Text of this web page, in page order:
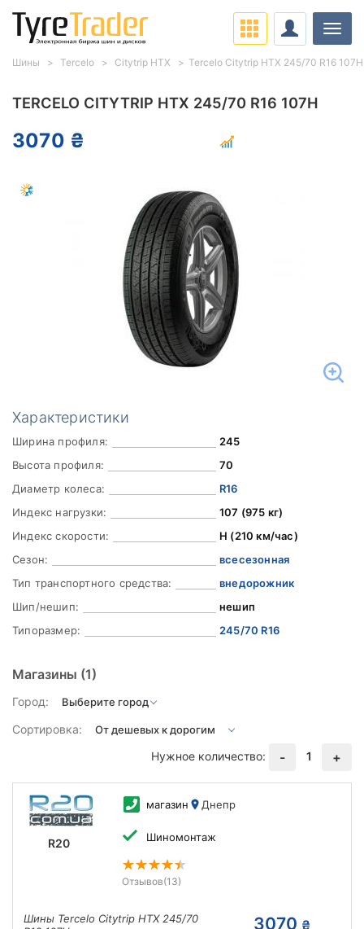
TERCELO CITYTRIP HTX 245/70 R16 107H
3070 ₴
Характеристики
Ширина профиля:
245
Высота профиля:
70
Диаметр колеса:
R16
Индекс нагрузки:
107 (975 кг)
Индекс скорости:
H (210 км/час)
Сезон:
всесезонная
Тип транспортного средства:
внедорожник
Шип/нешип:
нешип
Типоразмер:
245/70 R16
Магазины (1)
Город:
Сортировка:
Нужное количество:
- 1 +
R20
магазин Днепр
Шиномонтаж
Отзывов(13)
Шины Tercelo Citytrip HTX 245/70
3070 ₴
Шины Tercelo Citytrip HTX Tercelo Citytrip HTX 245/70 R16 107H